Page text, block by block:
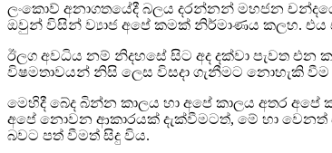
ලංකාෙව් අනාගතයේදී බලය දරන්නන් මහජන
ඔවුන් විසින් ව්‍යාජ අපේ කමක් නිර්මාණය කලහ. එය
ඊලග අවධිය නම් නිදහසේ සිට අද දක්වා පැවත එන
විෂමතාවයන් නිසි ලෙස විසදා ගැනීමට නොහැකි
මෙහිදී බේද බින්න කාලය හා අපේ කාලය අතර
අපේ නොවන ආකාරයක් දැක්වීමටත්, මේ හා වෙනත්
බවට පත් වීමත් සිදු විය.